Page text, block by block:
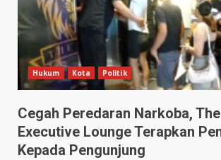
Hukum Kota Politik
Cegah Peredaran Narkoba,
Executive Lounge Terapkan
Kepada Pengunjung